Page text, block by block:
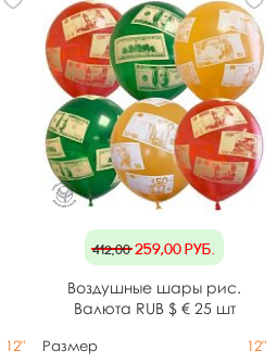
12"
412,00259,00руб.
Воздушные шары рис.
Валюта RUB $ € 25 шт
Размер 12"